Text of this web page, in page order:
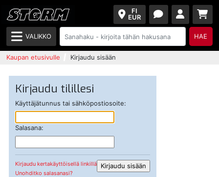
FI
EUR
VALIKKO HAE
Kaupan etusivulle Kirjaudu sisään
Kirjaudu tilillesi
Käyttäjätunnus tai sähköpostiosoite:
Salasana:
Kirjaudu kertakäyttöisellä linkillä
Unohditko salasanasi?